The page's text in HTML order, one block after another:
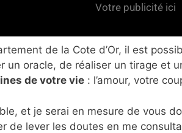
Votre publicité ici
de la Cote d’Or, il est
un oracle, de réaliser un tirage
de votre vie : l’amour, votre
et je serai en mesure de vous
de lever les doutes en me